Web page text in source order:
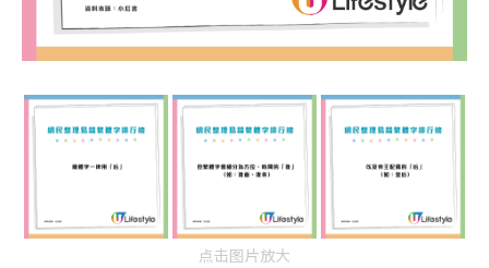
点击图片放大